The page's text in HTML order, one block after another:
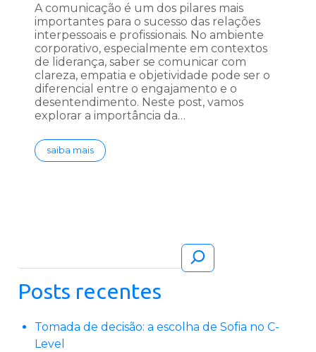
A comunicação é um dos pilares mais
importantes para o sucesso das relações
interpessoais e profissionais. No ambiente
corporativo, especialmente em contextos
de liderança, saber se comunicar com
clareza, empatia e objetividade pode ser o
diferencial entre o engajamento e o
desentendimento. Neste post, vamos
explorar a importância da…
saiba mais
Posts recentes
Tomada de decisão: a escolha de Sofia no C-
Level